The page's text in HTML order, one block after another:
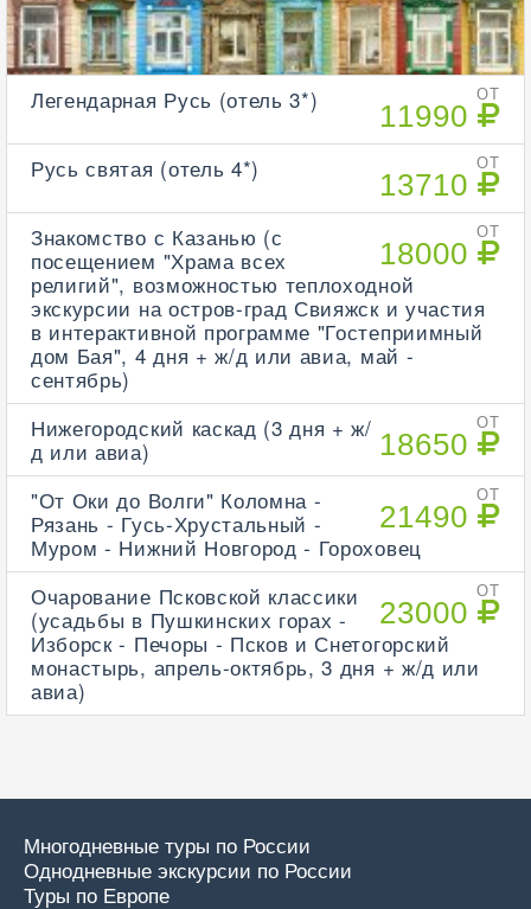
ОТ
11990
Легендарная Русь (отель 3*)
ОТ
13710
Русь святая (отель 4*)
ОТ
18000
Знакомство с Казанью (с
посещением "Храма всех
религий", возможностью теплоходной
экскурсии на остров-град Свияжск и участия
в интерактивной программе "Гостеприимный
дом Бая", 4 дня + ж/д или авиа, май -
сентябрь)
ОТ
18650
Нижегородский каскад (3 дня + ж/
д или авиа)
ОТ
21490
"От Оки до Волги" Коломна -
Рязань - Гусь-Хрустальный -
Муром - Нижний Новгород - Гороховец
ОТ
23000
Очарование Псковской классики
(усадьбы в Пушкинских горах -
Изборск - Печоры - Псков и Снетогорский
монастырь, апрель-октябрь, 3 дня + ж/д или
авиа)
Многодневные туры по России
Однодневные экскурсии по России
Туры по Европе